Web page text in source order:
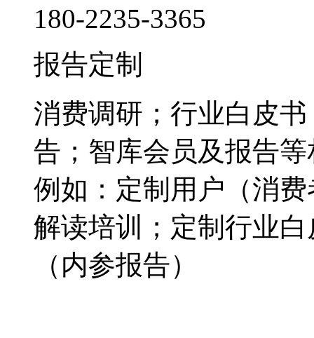
180-2235-3365
报告定制
消费调研；行业白皮
告；智库会员及报告
例如：定制用户（消
解读培训；定制行业
（内参报告）